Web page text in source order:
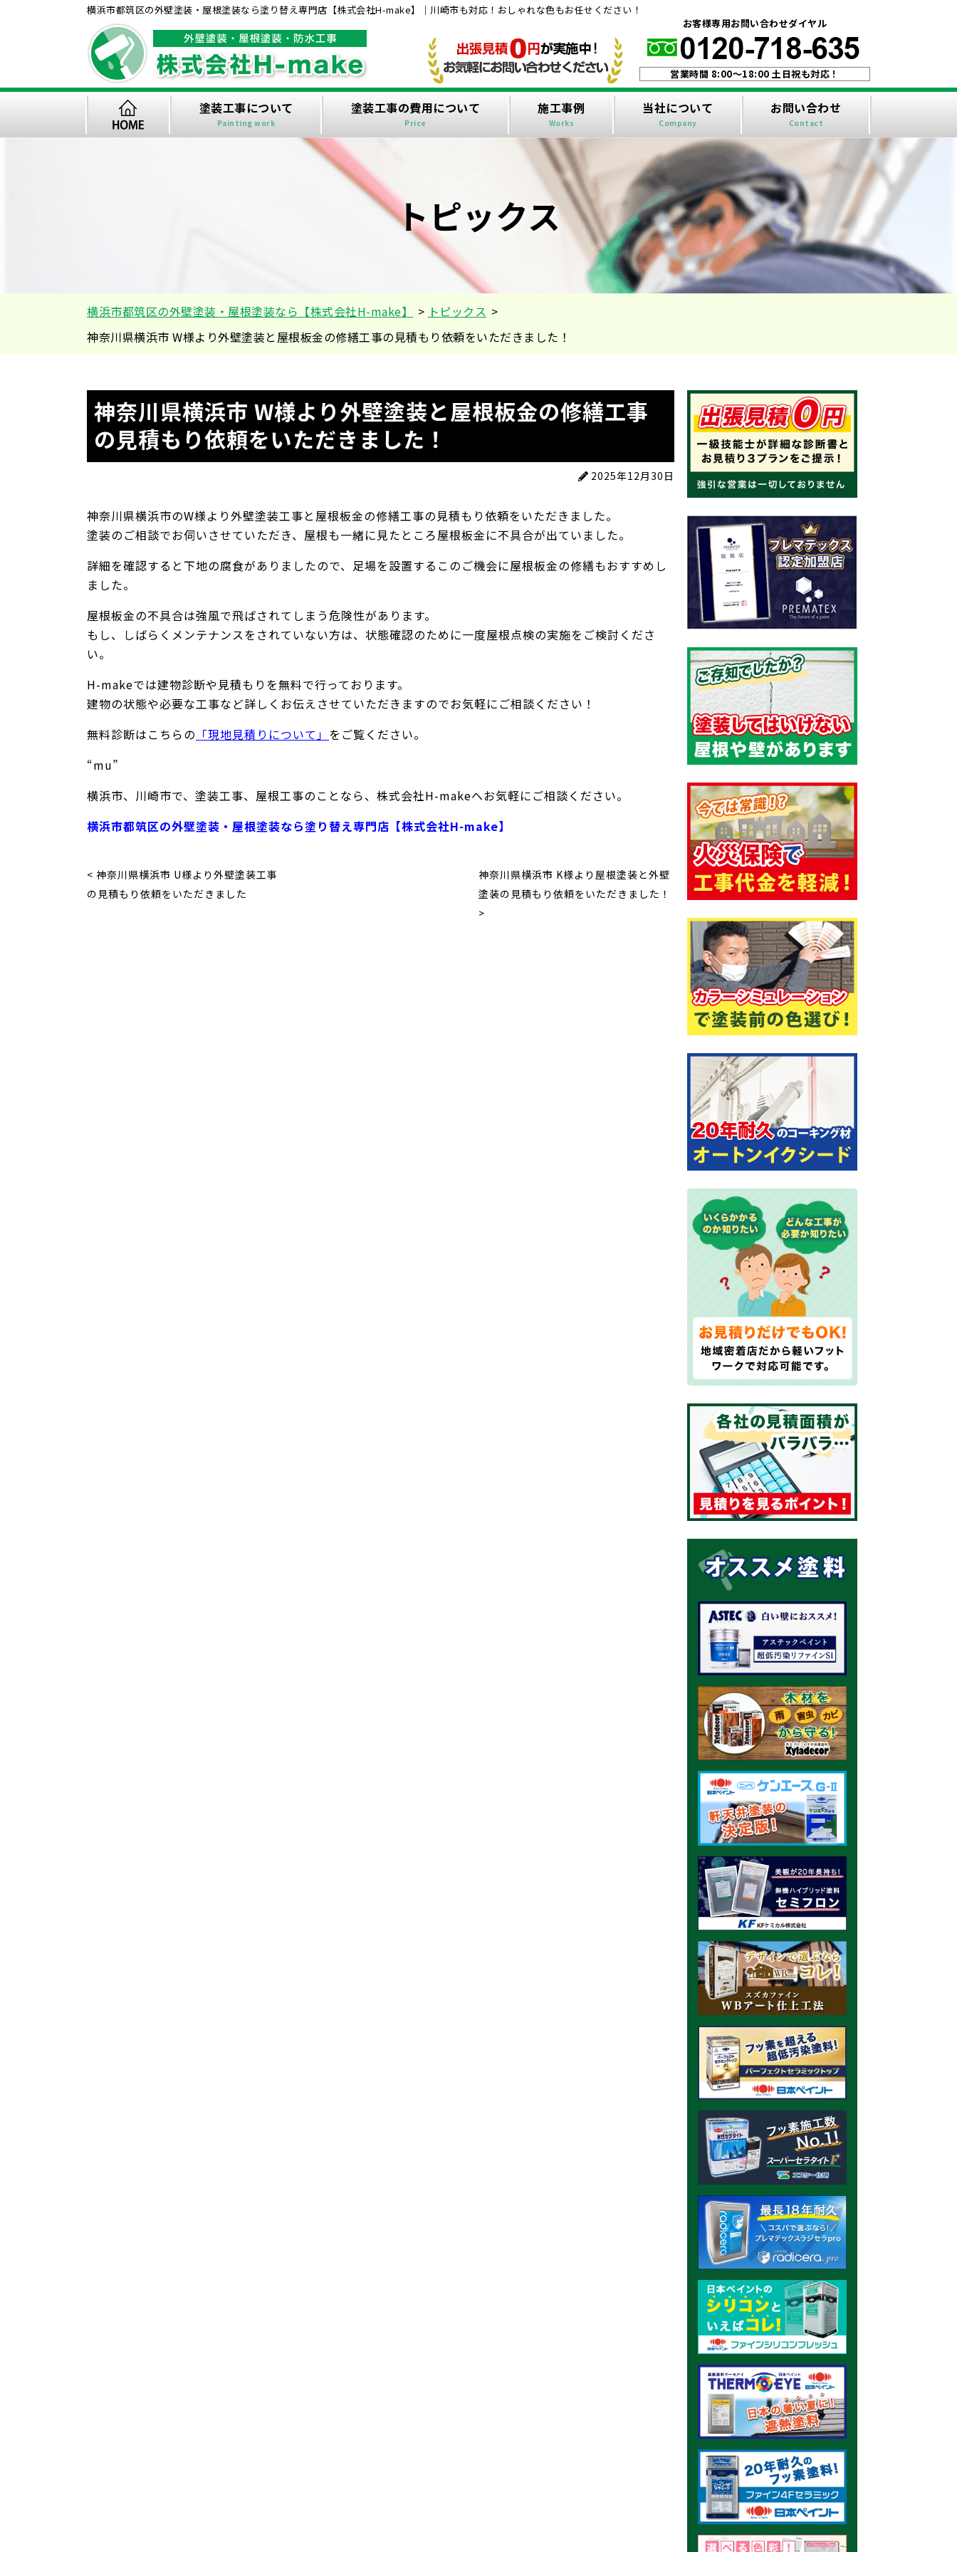
横浜市都筑区の外壁塗装・屋根塗装なら塗り替え専門店【株式会社H-make】｜川崎市も対応！おしゃれな色もお任せください！
お客様専用お問い合わせダイヤル
営業時間 8:00〜18:00 土日祝も対応！
塗装工事について
Painting work
塗装工事の費用について
Price
施工事例
Works
当社について
Company
お問い合わせ
Contact
トピックス
横浜市都筑区の外壁塗装・屋根塗装なら【株式会社H-make】 > トピックス >
神奈川県横浜市 W様より外壁塗装と屋根板金の修繕工事の見積もり依頼をいただきました！
神奈川県横浜市 W様より外壁塗装と屋根板金の修繕工事
の見積もり依頼をいただきました！
2025年12月30日
神奈川県横浜市のW様より外壁塗装工事と屋根板金の修繕工事の見積もり依頼をいただきました。
塗装のご相談でお伺いさせていただき、屋根も一緒に見たところ屋根板金に不具合が出ていました。
詳細を確認すると下地の腐食がありましたので、足場を設置するこのご機会に屋根板金の修繕もおすすめし
ました。
屋根板金の不具合は強風で飛ばされてしまう危険性があります。
もし、しばらくメンテナンスをされていない方は、状態確認のために一度屋根点検の実施をご検討くださ
い。
H-makeでは建物診断や見積もりを無料で行っております。
建物の状態や必要な工事など詳しくお伝えさせていただきますのでお気軽にご相談ください！
無料診断はこちらの 「現地見積りについて」 をご覧ください。
“mu”
横浜市、川崎市で、塗装工事、屋根工事のことなら、株式会社H-makeへお気軽にご相談ください。
横浜市都筑区の外壁塗装・屋根塗装なら塗り替え専門店【株式会社H-make】
< 神奈川県横浜市 U様より外壁塗装工事
の見積もり依頼をいただきました
神奈川県横浜市 K様より屋根塗装と外壁
塗装の見積もり依頼をいただきました！
>